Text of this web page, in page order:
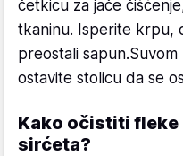
četkicu za jače
tkaninu. Isperite krpu,
preostali
ostavite stolicu da se
Kako očistiti
sirćeta?